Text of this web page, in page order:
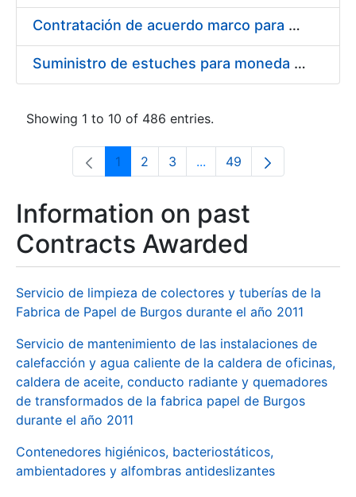
Contratación de acuerdo marco para el Suministro de Material de Electricidad para la Fábrica Nacional de Moneda y Timbre-Real Casa de la Moneda en su centro de trabajo de Burgos
Suministro de estuches para moneda de 30 €
Showing 1 to 10 of 486 entries.
Page
1 Page
2 Page
3 ...Intermediate Pages Use
Page
49
Information on past
Contracts Awarded
Servicio de limpieza de colectores y tuberías de la
Fabrica de Papel de Burgos durante el año 2011
Servicio de mantenimiento de las instalaciones de
calefacción y agua caliente de la caldera de oficinas,
caldera de aceite, conducto radiante y quemadores
de transformados de la fabrica papel de Burgos
durante el año 2011
Contenedores higiénicos, bacteriostáticos,
ambientadores y alfombras antideslizantes